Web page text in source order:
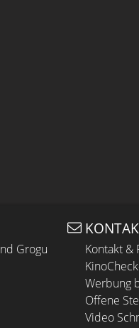
Grogu
Kontakt &
Werbung
Offene
Video